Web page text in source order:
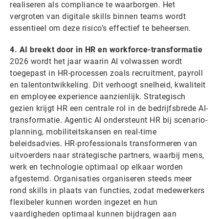
realiseren als compliance te waarborgen. Het
vergroten van digitale skills binnen teams wordt
essentieel om deze risico’s effectief te beheersen.
4. AI breekt door in HR en workforce-transformatie
2026 wordt het jaar waarin AI volwassen wordt
toegepast in HR-processen zoals recruitment, payroll
en talentontwikkeling. Dit verhoogt snelheid, kwaliteit
en employee experience aanzienlijk. Strategisch
gezien krijgt HR een centrale rol in de bedrijfsbrede AI-
transformatie. Agentic AI ondersteunt HR bij scenario-
planning, mobiliteitskansen en real-time
beleidsadvies. HR-professionals transformeren van
uitvoerders naar strategische partners, waarbij mens,
werk en technologie optimaal op elkaar worden
afgestemd. Organisaties organiseren steeds meer
rond skills in plaats van functies, zodat medewerkers
flexibeler kunnen worden ingezet en hun
vaardigheden optimaal kunnen bijdragen aan